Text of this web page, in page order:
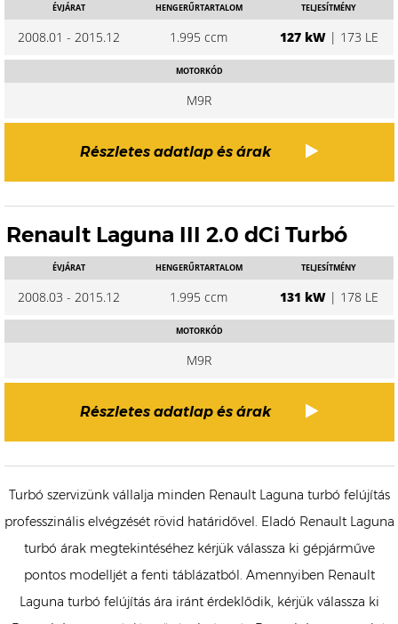
ÉVJÁRAT
2008.01 - 2015.12
HENGERŰRTARTALOM
1.995 ccm
TELJESÍTMÉNY
127 kW| 173 LE
MOTORKÓD
M9R
Részletes adatlap és árak
Renault Laguna III 2.0 dCi Turbó
ÉVJÁRAT
2008.03 - 2015.12
HENGERŰRTARTALOM
1.995 ccm
TELJESÍTMÉNY
131 kW| 178 LE
MOTORKÓD
M9R
Részletes adatlap és árak
Turbó szervizünk vállalja minden Renault Laguna turbó felújítás
professzinális elvégzését rövid határidővel. Eladó Renault Laguna
turbó árak megtekintéséhez kérjük válassza ki gépjárműve
pontos modelljét a fenti táblázatból. Amennyiben Renault
Laguna turbó felújítás ára iránt érdeklődik, kérjük válassza ki